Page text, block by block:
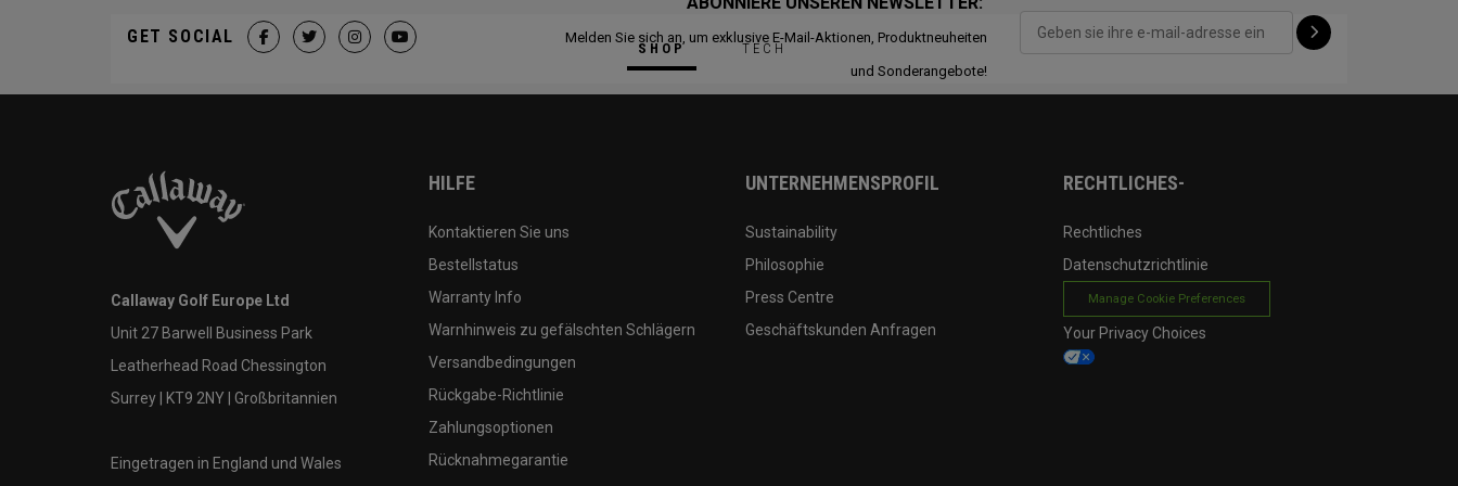
SHOP TECH
Melden Sie sich an, um exklusive E-Mail-Aktionen, Produktneuheiten
und Sonderangebote!
GET SOCIAL
Callaway Golf Europe Ltd
Unit 27 Barwell Business Park
Leatherhead Road Chessington
Surrey | KT9 2NY | Großbritannien
Eingetragen in England und Wales
HILFE
Kontaktieren Sie uns
Bestellstatus
Warranty Info
Warnhinweis zu gefälschten Schlägern
Versandbedingungen
Rückgabe-Richtlinie
Zahlungsoptionen
Rücknahmegarantie
UNTERNEHMENSPROFIL
Sustainability
Philosophie
Press Centre
Geschäftskunden Anfragen
RECHTLICHES-
Rechtliches
Datenschutzrichtlinie
Manage Cookie Preferences
Your Privacy Choices